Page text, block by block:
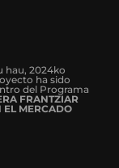
hau, 2024ko
ha sido
del Programa
FRANTZIAR
EL MERCADO